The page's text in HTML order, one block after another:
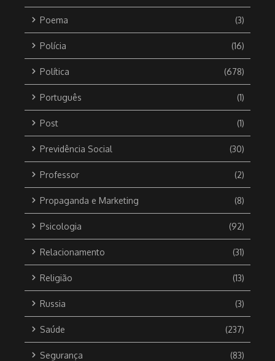
Poema (3)
Polícia (16)
Política (678)
Português (1)
Post (1)
Previdência Social (30)
Professor (2)
Propaganda e Marketing (8)
Psicologia (92)
Relacionamento (31)
Religião (13)
Russia (3)
Saúde (237)
Segurança (83)